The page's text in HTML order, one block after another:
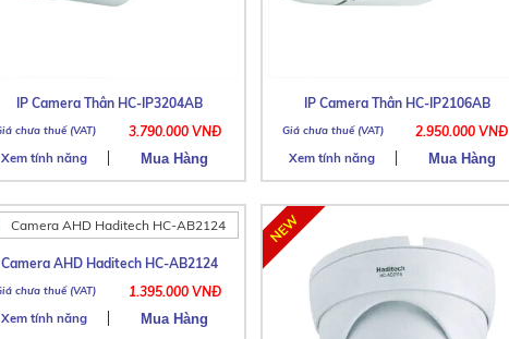
IP Camera Thân HC-IP3204AB
3.790.000 VNĐ
Xem tính năng
IP Camera Thân HC-IP2106AB
2.950.000 VNĐ
Xem tính năng
Camera AHD Haditech HC-AB2124
1.395.000 VNĐ
Xem tính năng